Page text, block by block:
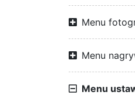
Menu
Menu
Menu